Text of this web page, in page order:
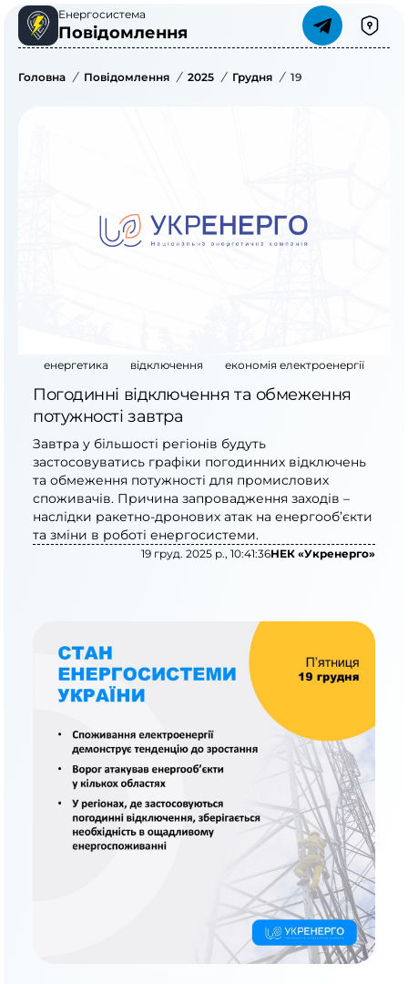
Енергосистема
Повідомлення
Головна / Повідомлення / 2025 / Грудня / 19
енергетика відключення економія електроенергії
Погодинні відключення та обмеження
потужності завтра
Завтра у більшості регіонів будуть
застосовуватись графіки погодинних відключень
та обмеження потужності для промислових
споживачів. Причина запровадження заходів –
наслідки ракетно-дронових атак на енергооб’єкти
та зміни в роботі енергосистеми.
19 груд. 2025 р., 10:41:36НЕК «Укренерго»